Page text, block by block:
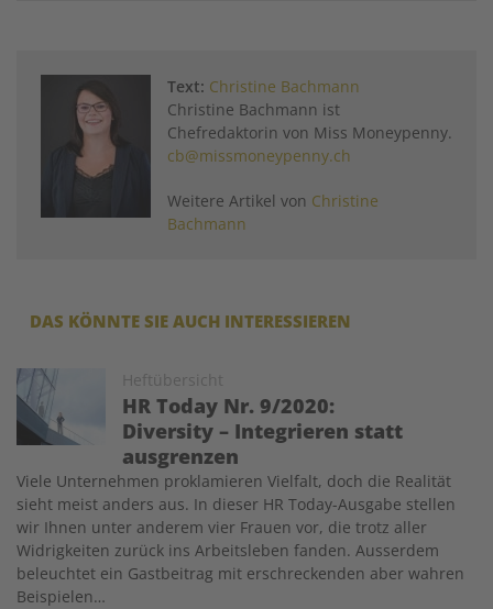
Text: Christine Bachmann
Christine Bachmann ist
Chefredaktorin von Miss Moneypenny.
cb@missmoneypenny.ch
Weitere Artikel von Christine
Bachmann
DAS KÖNNTE SIE AUCH INTERESSIEREN
Heftübersicht
HR Today Nr. 9/2020:
Diversity – Integrieren statt
ausgrenzen
Image
Viele Unternehmen proklamieren Vielfalt, doch die Realität
sieht meist anders aus. In dieser HR Today-Ausgabe stellen
wir Ihnen unter anderem vier Frauen vor, die trotz aller
Widrigkeiten zurück ins Arbeitsleben fanden. Ausserdem
beleuchtet ein Gastbeitrag mit erschreckenden aber wahren
Beispielen…